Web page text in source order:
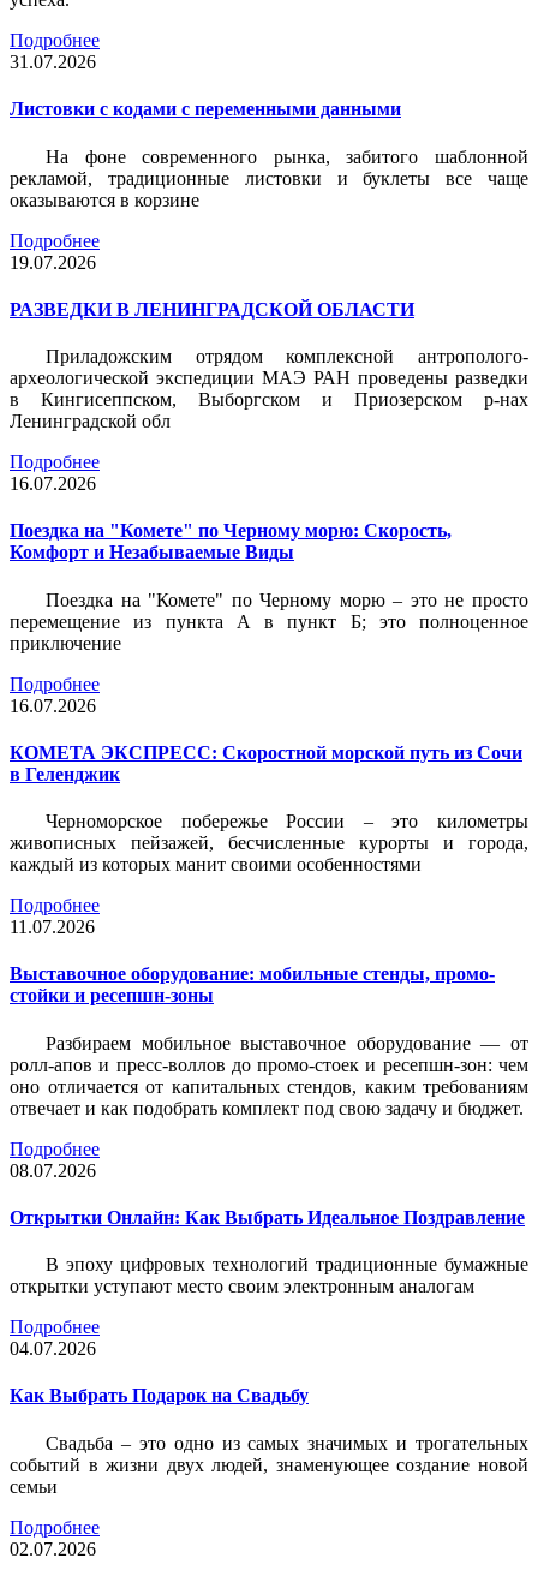
Подробнее
31.07.2026
Листовки c кодами с переменными данными
На фоне современного рынка, забитого шаблонной
рекламой, традиционные листовки и буклеты все чаще
оказываются в корзине
Подробнее
19.07.2026
РАЗВЕДКИ В ЛЕНИНГРАДСКОЙ ОБЛАСТИ
Приладожским отрядом комплексной антрополого-
археологической экспедиции МАЭ РАН проведены разведки
в Кингисеппском, Выборгском и Приозерском р-нах
Ленинградской обл
Подробнее
16.07.2026
Поездка на "Комете" по Черному морю: Скорость,
Комфорт и Незабываемые Виды
Поездка на "Комете" по Черному морю – это не просто
перемещение из пункта А в пункт Б; это полноценное
приключение
Подробнее
16.07.2026
КОМЕТА ЭКСПРЕСС: Скоростной морской путь из Сочи
в Геленджик
Черноморское побережье России – это километры
живописных пейзажей, бесчисленные курорты и города,
каждый из которых манит своими особенностями
Подробнее
11.07.2026
Выставочное оборудование: мобильные стенды, промо-
стойки и ресепшн-зоны
Разбираем мобильное выставочное оборудование — от
ролл-апов и пресс-воллов до промо-стоек и ресепшн-зон: чем
оно отличается от капитальных стендов, каким требованиям
отвечает и как подобрать комплект под свою задачу и бюджет.
Подробнее
08.07.2026
Открытки Онлайн: Как Выбрать Идеальное Поздравление
В эпоху цифровых технологий традиционные бумажные
открытки уступают место своим электронным аналогам
Подробнее
04.07.2026
Как Выбрать Подарок на Свадьбу
Свадьба – это одно из самых значимых и трогательных
событий в жизни двух людей, знаменующее создание новой
семьи
Подробнее
02.07.2026